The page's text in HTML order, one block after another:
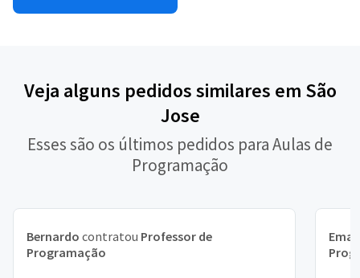
Veja alguns pedidos similares em São
Jose
Esses são os últimos pedidos para Aulas de
Programação
Bernardo contratou Professor de
Programação